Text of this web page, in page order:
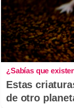
¿Sabías que
Estas
de otro